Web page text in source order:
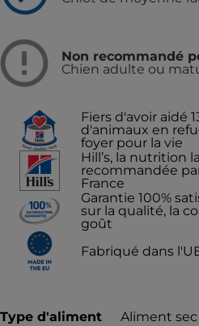
Non recommandé
Chien adulte ou
Fiers d'avoir aidé
d'animaux en
foyer pour la vie
Hill’s, la nutrition
recommandée
France
Garantie 100%
sur la qualité, la
goût
Fabriqué dans
Type d'aliment Aliment sec